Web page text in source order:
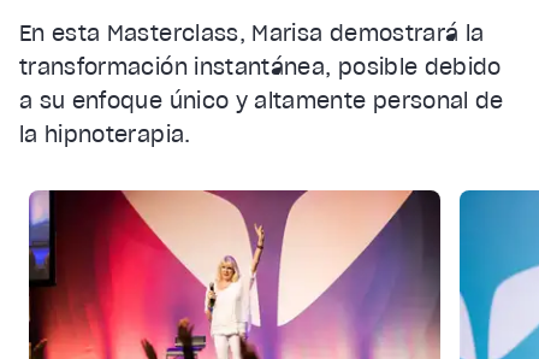
En esta Masterclass, Marisa demostrará la
transformación instantánea, posible debido
a su enfoque único y altamente personal de
la hipnoterapia.